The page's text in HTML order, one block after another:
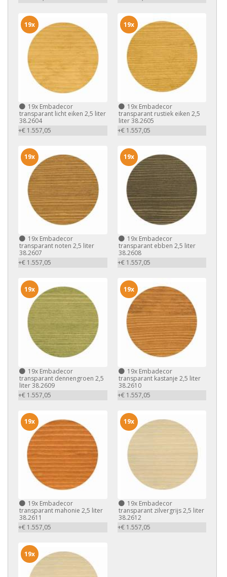
19x Embadecor
transparant licht eiken 2,5 liter
38.2604
+€ 1.557,05
19x
19xEmbadecor
transparant rustiek eiken 2,5
liter 38.2605
+€ 1.557,05
19x
19x Embadecor
transparant noten 2,5 liter
38.2607
+€ 1.557,05
19x
19xEmbadecor
transparant ebben 2,5 liter
38.2608
+€ 1.557,05
19x
19x Embadecor
transparant dennengroen 2,5
liter 38.2609
+€ 1.557,05
19x
19xEmbadecor
transparant kastanje 2,5 liter
38.2610
+€ 1.557,05
19x
19x Embadecor
transparant mahonie 2,5 liter
38.2611
+€ 1.557,05
19x
19xEmbadecor
transparant zilvergrijs 2,5 liter
38.2612
+€ 1.557,05
19x
19x